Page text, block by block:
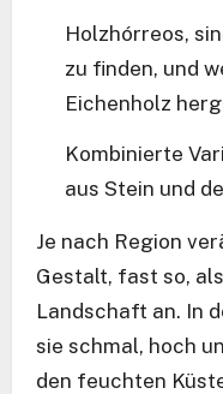
Holzhórreos,
zu finden, und
Eichenholz
Kombinierte
aus Stein und
Je nach Region
Gestalt, fast so,
Landschaft an. In
sie schmal, hoch
den feuchten